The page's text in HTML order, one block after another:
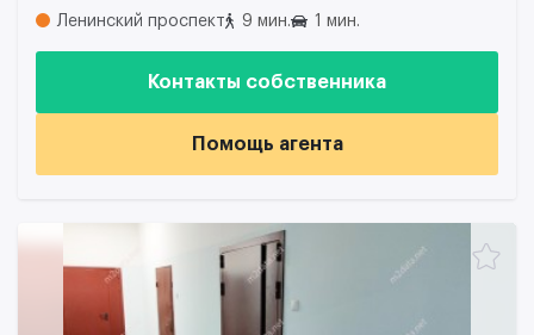
Ленинский проспект
9 мин. 1 мин.
Контакты собственника
Помощь агента